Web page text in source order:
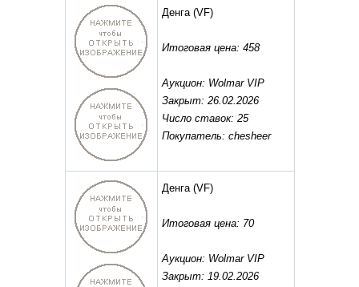
Денга(VF)
Итоговая цена: 458
Аукцион: Wolmar VIP
Закрыт: 26.02.2026
Число ставок: 25
Покупатель: chesheer
Денга(VF)
Итоговая цена: 70
Аукцион: Wolmar VIP
Закрыт: 19.02.2026